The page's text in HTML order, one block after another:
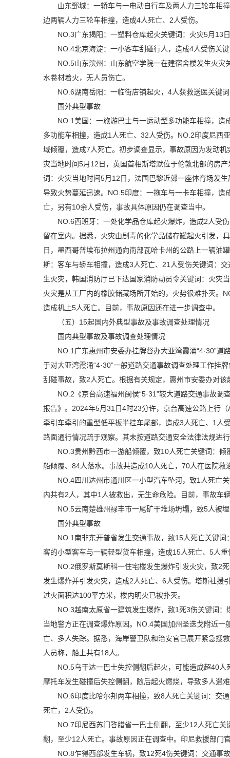
山东鄄城：一轿车与一电动自行车及两人力三轮车相
边两辆人力三轮车相撞，造成4人死亡、2人受伤。
NO.3广东揭阳：一塑料仓库起火关键词：火灾5月13
NO.4北京海淀：一小客车刮碰行人，造成4人受伤关
NO.5山东滨州：山东航空学院一在建宿舍楼发生火
水卷材着火，无人员伤亡。
NO.6湖南岳阳：一临街店铺起火，4人获救送医关键
国外典型事故
NO.1美国：一旅游巴士与一运动型多功能车相撞，
多功能车相撞，造成1人死亡、32人受伤。NO.2印度尼西
域倾覆，造成7人死亡。初步调查显示，事故原因为发动
灾当地时间5月12日，英国首相斯塔默位于伦敦北部的房
词：火灾当地时间5月12日，法国巴黎近郊一座体育场发
导致火势蔓延迅速。NO.5印度：一拖车与一卡车相撞，
亡，另有10余人受伤，事故具体原因仍在调查当中。
NO.6西班牙：一处化学品仓库起火爆炸，造成2人受
留在室内。据悉，火灾由剧毒的化学品储存罐起火引发，
日，墨西哥普埃布拉州通向南部瓦哈卡州的公路上一辆油
斯：客车与轿车相撞，造成3人死亡、21人受伤关键词：
生火灾，韩国消防厅已下达国家消防动员令关键词：火灾
火灾是从工厂内的橡胶储藏场所开始的，火势很难扑灭。
造成机上5人死亡。目前，事故原因还在进一步调查中。
（五）15起国内外典型事故及事故调查处理情况
国内典型事故及事故调查处理情况
NO.1广东惠州市安委办挂牌督办大亚湾霞涌“4·30”
于对大亚湾霞涌“4·30”一般道路交通事故调查处理工作挂
刮碰事故，致2人死亡。根据有关规定，惠州市安委办对
NO.2《京台高速福州闽侯“5·31”较大道路交通事故
报告》。2024年5月31日4时23分许，京台高速公路上行
牵引车牵引的重型低平板半挂车尾部，造成3人死亡、1人
路面通行情况疏于观察。其未按道路交通安全法律法规进
NO.3贵州黔西市一游船倾覆，致10人死亡关键词：
船倾覆、84人落水。事故共造成10人死亡，70人在医院救
NO.4四川达州市通川区一小型汽车坠河，致1人死亡
内共有2人，其中1人被救出，无生命危险。目前，事故车
NO.5云南楚雄州禄丰市一尾矿干堆场坍塌，致5人被
国外典型事故
NO.1南非东开普省发生交通事故，致15人死亡关键
客的小型客车与一辆轻型货车相撞，造成15人死亡、5人
NO.2俄罗斯莫斯科一住宅楼发生爆炸引发火灾，致2
发生爆炸并引发火灾，造成2人死亡、6人受伤。塔斯社援
过火面积达100平方米，楼内明火已被扑灭。
NO.3越南太原省一建筑发生爆炸，致1死3伤关键词
当地警方正在调查爆炸原因。NO.4美国加州圣迭戈附近
亡、多人失踪。据悉，海岸警卫队和治安官已展开紧急搜
人员称，船上共有18人。
NO.5乌干达一巴士失控侧翻后起火，可能造成超40
摩托车发生碰撞后失控侧翻，随后起火燃烧，导致多人遇
NO.6印度比哈尔邦两车相撞，致8人死亡关键词：交
死亡，2人受伤。
NO.7印尼西苏门答腊省一巴士侧翻，至少12人死亡
翻，至少12人死亡。事故原因正在调查中。印尼救援部门
NO.8乍得西部发生车祸，致12死4伤关键词：交通事